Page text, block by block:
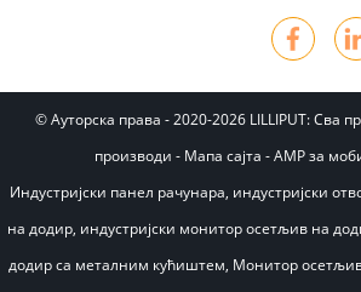
© Ауторска права - 2020-2026 LILLIPUT: Сва
производи - Мапа сајта -AMP за
Индустријски панел рачунара, индустријски
на додир, индустријски монитор осетљив на
додир са металним кућиштем, Монитор